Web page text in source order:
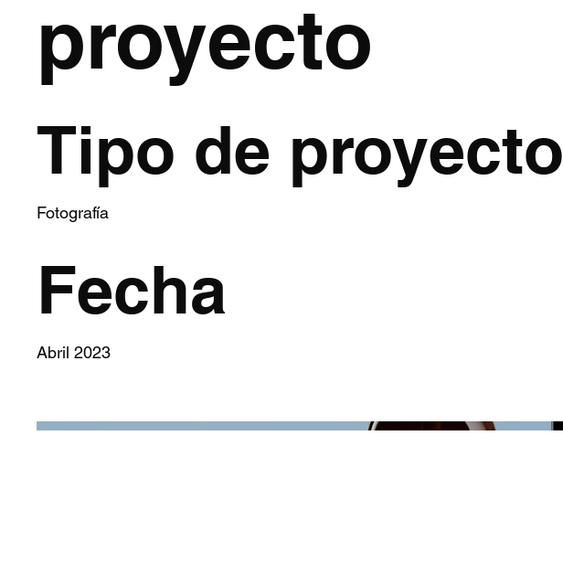
proyecto
Tipo de proyecto
Fotografía
Fecha
Abril 2023